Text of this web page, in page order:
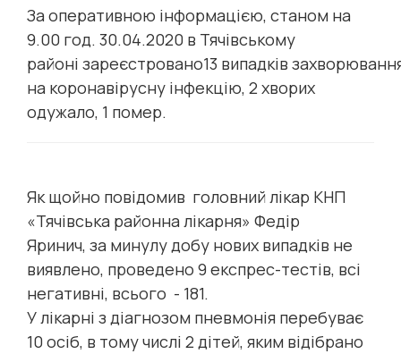
За оперативною інформацією, станом на
9.00 год. 30.04.2020 в Тячівському
районі зареєстровано13 випадків
на коронавірусну інфекцію, 2 хворих
одужало, 1 помер.
Як щойно повідомив головний лікар КНП
«Тячівська районна лікарня» Федір
Яринич, за минулу добу нових випадків не
виявлено, проведено 9 експрес-тестів, всі
негативні, всього - 181.
У лікарні з діагнозом пневмонія перебуває
10 осіб, в тому числі 2 дітей, яким відібрано